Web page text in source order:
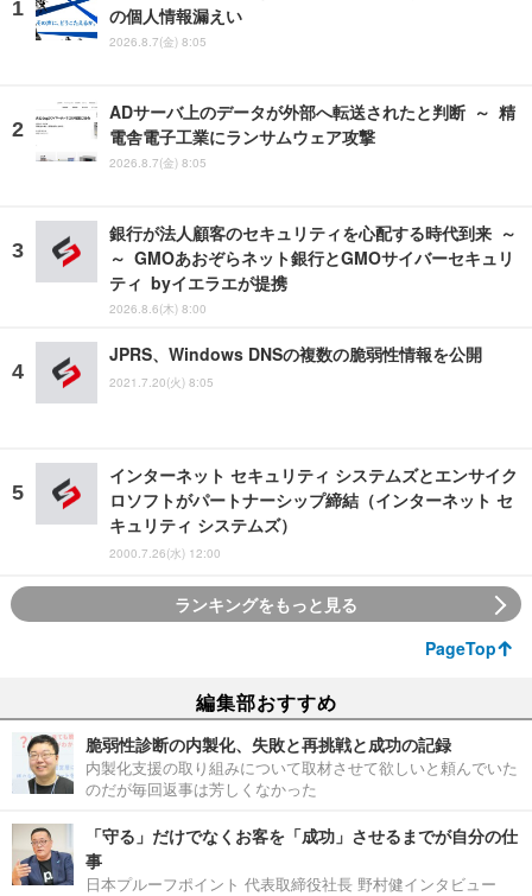
の個人情報漏えい
2026.8.7(金) 8:05
ADサーバ上のデータが外部へ転送されたと判断 ～ 精
電舎電子工業にランサムウェア攻撃
2026.8.7(金) 8:05
銀行が法人顧客のセキュリティを心配する時代到来 ～
～ GMOあおぞらネット銀行とGMOサイバーセキュリ
ティ byイエラエが提携
2026.8.6(木) 8:00
JPRS、Windows DNSの複数の脆弱性情報を公開
2021.7.20(火) 8:05
インターネット セキュリティ システムズとエンサイク
ロソフトがパートナーシップ締結（インターネット セ
キュリティ システムズ）
2000.7.26(水) 12:00
ランキングをもっと見る
PageTop
編集部おすすめ
脆弱性診断の内製化、失敗と再挑戦と成功の記録
内製化支援の取り組みについて取材させて欲しいと頼んでいた
のだが毎回返事は芳しくなかった
「守る」だけでなくお客を「成功」させるまでが自分の仕
事
日本プルーフポイント 代表取締役社長 野村健インタビュー